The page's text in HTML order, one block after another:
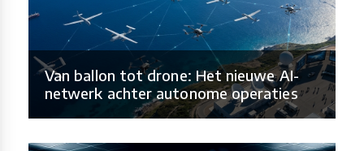
Van ballon tot drone: Het nieuwe AI-
netwerk achter autonome operaties